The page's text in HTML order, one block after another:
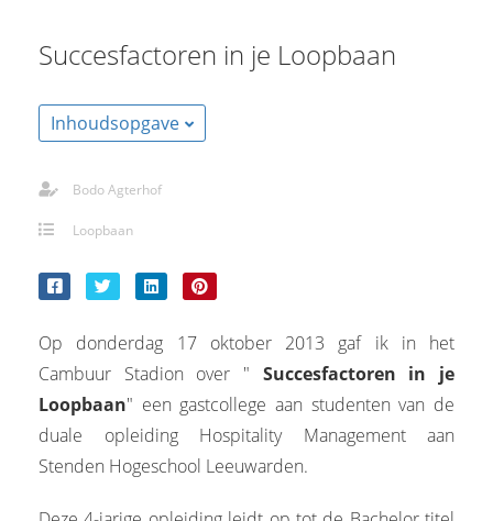
Succesfactoren in je Loopbaan
Inhoudsopgave
Bodo Agterhof
Loopbaan
Op donderdag 17 oktober 2013 gaf ik in het
Cambuur Stadion over " Succesfactoren in je
Loopbaan" een gastcollege aan studenten van de
duale opleiding Hospitality Management aan
Stenden Hogeschool Leeuwarden.
over
van
gebruikt
de